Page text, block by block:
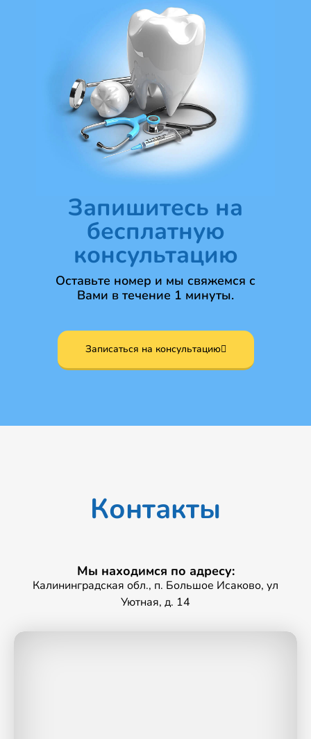
Запишитесь на
бесплатную
консультацию
Оставьте номер и мы свяжемся с
Вами в течение 1 минуты.
Записаться на консультацию
Контакты
Мы находимся по адресу:
Калининградская обл., п. Большое Исаково, ул
Уютная, д. 14